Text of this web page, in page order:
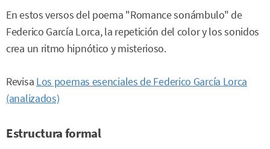
En estos versos del poema "Romance sonámbulo" de
Federico García Lorca, la repetición del color y los sonidos
crea un ritmo hipnótico y misterioso.
Revisa Los poemas esenciales de Federico García Lorca
(analizados)
Estructura formal